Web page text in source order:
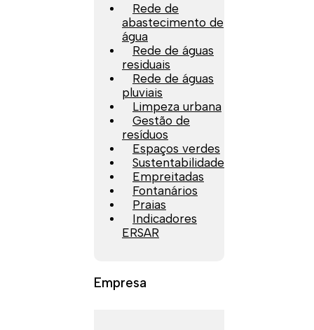
Rede de
abastecimento de
água
Rede de águas
residuais
Rede de águas
pluviais
Limpeza urbana
Gestão de
resíduos
Espaços verdes
Sustentabilidade
Empreitadas
Fontanários
Praias
Indicadores
ERSAR
Empresa